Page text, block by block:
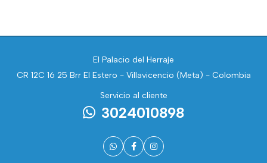
El Palacio del Herraje
CR 12C 16 25 Brr El Estero - Villavicencio (Meta) - Colombia
Servicio al cliente
3024010898